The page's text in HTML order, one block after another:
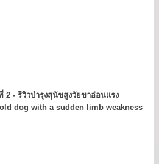
2 - รีวิวบำรุงสุนัขสูงวัยขาอ่อนแรง
dog with a sudden limb weakness